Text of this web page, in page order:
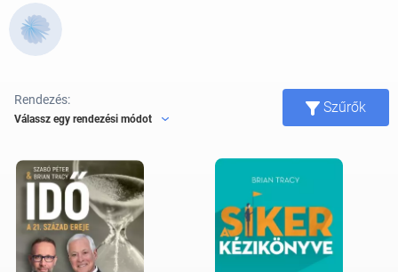
Rendezés:
Válassz egy rendezési módot
Szűrők